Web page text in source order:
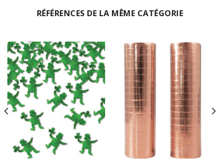
RÉFÉRENCES DE LA MÊME CATÉGORIE